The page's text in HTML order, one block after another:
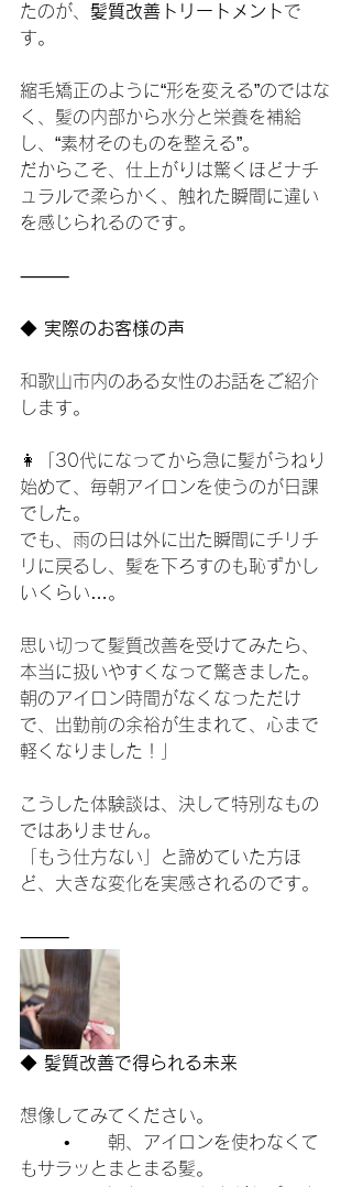
たのが、 髪質改善トリートメントで
す。
縮毛矯正のように“形を変える”のではな
く、髪の内部から水分と栄養を補給
し、“素材そのものを整える”。
だからこそ、仕上がりは驚くほどナチ
ュラルで柔らかく、触れた瞬間に違い
を感じられるのです。
⸻
◆ 実際のお客様の声
和歌山市内のある女性のお話をご紹介
します。
👩「30代になってから急に髪がうねり
始めて、毎朝アイロンを使うのが日課
でした。
でも、雨の日は外に出た瞬間にチリチ
リに戻るし、髪を下ろすのも恥ずかし
いくらい…。
思い切って髪質改善を受けてみたら、
本当に扱いやすくなって驚きました。
朝のアイロン時間がなくなっただけ
で、出勤前の余裕が生まれて、心まで
軽くなりました！」
こうした体験談は、決して特別なもの
ではありません。
「もう仕方ない」と諦めていた方ほ
ど、大きな変化を実感されるのです。
⸻
◆ 髪質改善で得られる未来
想像してみてください。
もサラッとまとまる髪。